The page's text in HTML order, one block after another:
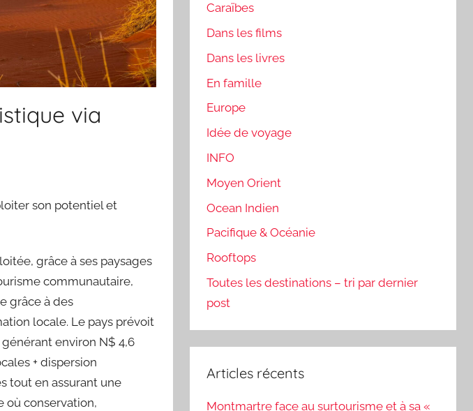
via
son potentiel et
grâce à ses paysages
communautaire,
grâce à des
locale. Le pays prévoit
environ N$ 4,6
+ dispersion
tout en assurant une
où conservation,
Caraïbes
Dans les films
Dans les livres
En famille
Europe
Idée de voyage
INFO
Moyen Orient
Ocean Indien
Pacifique & Océanie
Rooftops
Toutes les destinations – tri par dernier
post
Articles récents
Montmartre face au surtourisme et à sa «